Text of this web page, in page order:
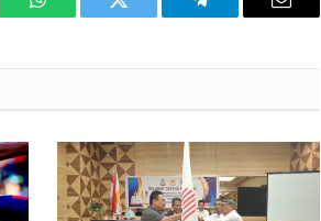
WhatsAppTwitter Telegram Email